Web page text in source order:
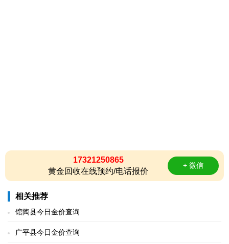
17321250865
黄金回收在线预约/电话报价
+ 微信
相关推荐
馆陶县今日金价查询
广平县今日金价查询